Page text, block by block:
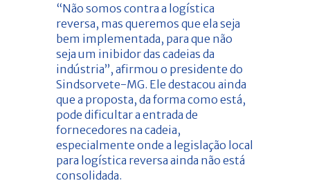
“Não somos contra a logística
reversa, mas queremos que ela seja
bem implementada, para que não
seja um inibidor das cadeias da
indústria”, afirmou o presidente do
Sindsorvete-MG. Ele destacou ainda
que a proposta, da forma como está,
pode dificultar a entrada de
fornecedores na cadeia,
especialmente onde a legislação local
para logística reversa ainda não está
consolidada.